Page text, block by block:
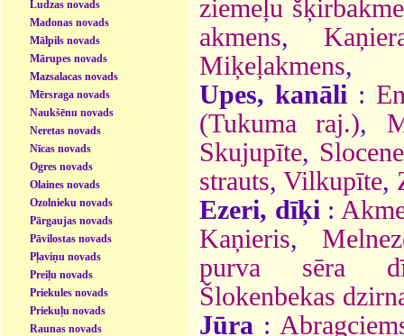
Ludzas novads
Madonas novads
Mālpils novads
Mārupes novads
Mazsalacas novads
Mērsraga novads
Naukšēnu novads
Neretas novads
Nīcas novads
Ogres novads
Olaines novads
Ozolnieku novads
Pārgaujas novads
Pāvilostas novads
Pļaviņu novads
Preiļu novads
Priekules novads
Priekuļu novads
Raunas novads
ziemeļu
akmens,
Miķeļakmens,
Upes, kanāli :
(Tukuma raj.),
Skujupīte, Slocene
strauts, Vilkupīte,
Ezeri, dīķi :
Kaņieris,
purva sēra
Šlokenbekas
Jūra :